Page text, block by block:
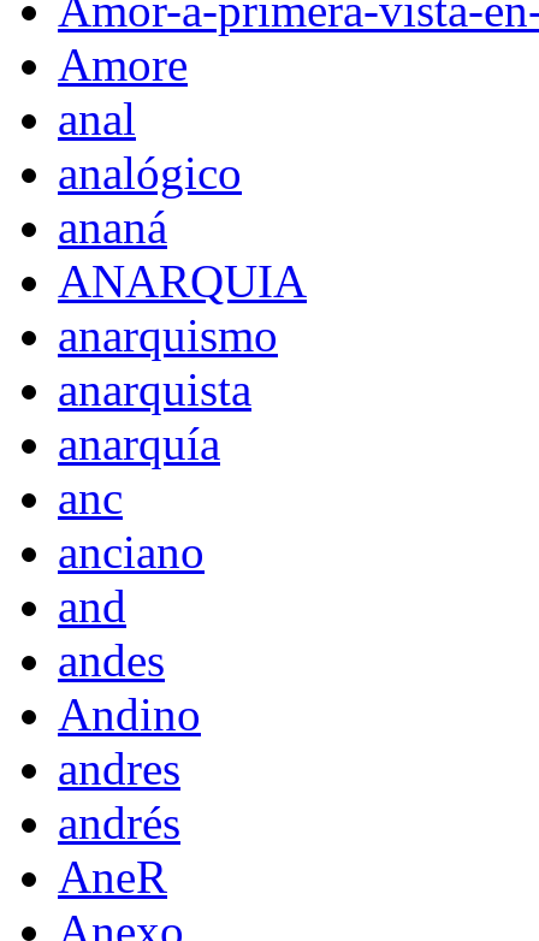
Amor-a-primera-vista-
Amore
anal
analógico
ananá
ANARQUIA
anarquismo
anarquista
anarquía
anc
anciano
and
andes
Andino
andres
andrés
AneR